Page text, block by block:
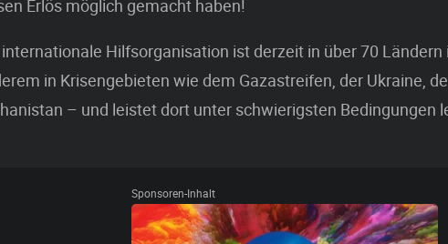
Erlös möglich gemacht haben!
internationale Hilfsorganisation ist derzeit in über 70
in Krisengebieten wie dem Gazastreifen, der Ukraine,
– und leistet dort unter schwierigsten Bedingungen
Sponsoren-Inhalt